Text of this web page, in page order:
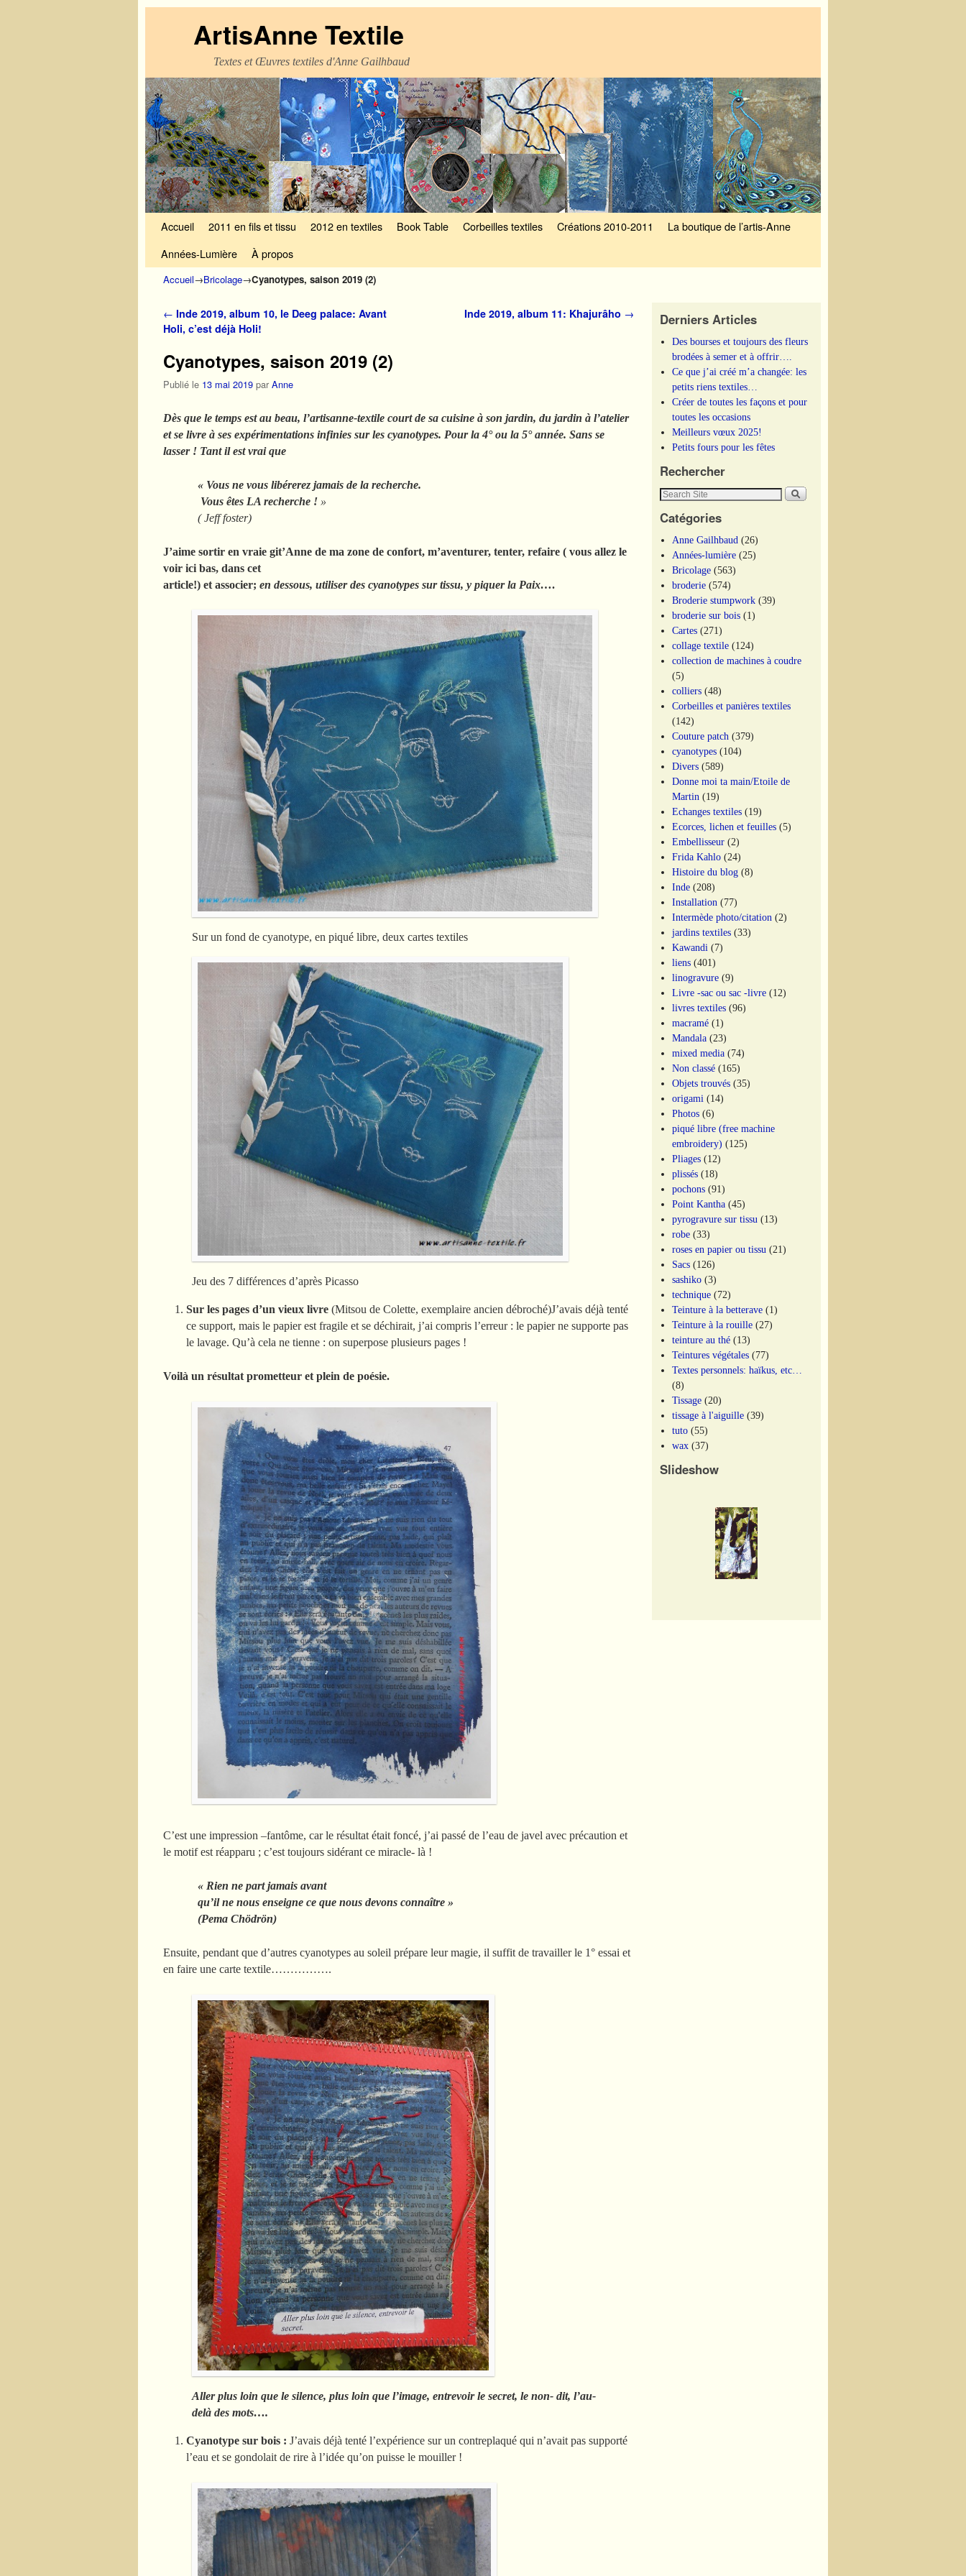
ArtisAnne Textile
Textes et Œuvres textiles d'Anne Gailhbaud
Accueil 2011 en fils et tissu 2012 en textiles Book Table Corbeilles textiles Créations 2010-2011
La boutique de l’artis-Anne
Années-Lumière
À propos
Accueil→Bricolage→Cyanotypes, saison 2019 (2)
Navigation des articles
← Inde 2019, album 10, le Deeg palace: Avant
Holi, c’est déjà Holi!
Inde 2019, album 11: Khajurâho →
Cyanotypes, saison 2019 (2)
Publié le 13 mai 2019 par Anne
Dès que le temps est au beau, l’artisanne-textile court de sa cuisine à son jardin, du jardin à l’atelier
et se livre à ses expérimentations infinies sur les cyanotypes. Pour la 4° ou la 5° année. Sans se
lasser ! Tant il est vrai que
« Vous ne vous libérerez jamais de la recherche.
Vous êtes LA recherche !»
( Jeff foster)
J’aime sortir en vraie git’Anne de ma zone de confort, m’aventurer, tenter, refaire ( vous allez le
voir ici bas, dans cet
article!) et associer; en dessous, utiliser des cyanotypes sur tissu, y piquer la Paix….
Sur un fond de cyanotype, en piqué libre, deux cartes textiles
Jeu des 7 différences d’après Picasso
Sur les pages d’un vieux livre(Mitsou de Colette, exemplaire ancien débroché)J’avais déjà tenté
ce support, mais le papier est fragile et se déchirait, j’ai compris l’erreur : le papier ne supporte pas
le lavage. Qu’à cela ne tienne : on superpose plusieurs pages !
Voilà un résultat prometteur et plein de poésie.
C’est une impression –fantôme, car le résultat était foncé, j’ai passé de l’eau de javel avec précaution et
le motif est réapparu ; c’est toujours sidérant ce miracle- là !
« Rien ne part jamais avant
qu’il ne nous enseigne ce que nous devons connaître »
(Pema Chödrön)
Ensuite, pendant que d’autres cyanotypes au soleil prépare leur magie, il suffit de travailler le 1° essai et
en faire une carte textile…………….
Aller plus loin que le silence, plus loin que l’image, entrevoir le secret, le non- dit, l’au-
delà des mots….
Cyanotype sur bois : J’avais déjà tenté l’expérience sur un contreplaqué qui n’avait pas supporté
l’eau et se gondolait de rire à l’idée qu’on puisse le mouiller !
Derniers Articles
Des bourses et toujours des fleurs
brodées à semer et à offrir….
Ce que j’ai créé m’a changée: les
petits riens textiles…
Créer de toutes les façons et pour
toutes les occasions
Meilleurs vœux 2025!
Petits fours pour les fêtes
Rechercher
Catégories
Anne Gailhbaud (26)
Années-lumière (25)
Bricolage (563)
broderie (574)
Broderie stumpwork (39)
broderie sur bois (1)
Cartes (271)
collage textile (124)
collection de machines à coudre
(5)
colliers (48)
Corbeilles et panières textiles
(142)
Couture patch (379)
cyanotypes (104)
Divers (589)
Donne moi ta main/Etoile de
Martin (19)
Echanges textiles (19)
Ecorces, lichen et feuilles (5)
Embellisseur (2)
Frida Kahlo (24)
Histoire du blog (8)
Inde (208)
Installation (77)
Intermède photo/citation (2)
jardins textiles (33)
Kawandi (7)
liens (401)
linogravure (9)
Livre -sac ou sac -livre (12)
livres textiles (96)
macramé (1)
Mandala (23)
mixed media (74)
Non classé (165)
Objets trouvés (35)
origami (14)
Photos (6)
piqué libre (free machine
embroidery) (125)
Pliages (12)
plissés (18)
pochons (91)
Point Kantha (45)
pyrogravure sur tissu (13)
robe (33)
roses en papier ou tissu (21)
Sacs (126)
sashiko (3)
technique (72)
Teinture à la betterave (1)
Teinture à la rouille (27)
teinture au thé (13)
Teintures végétales (77)
Textes personnels: haïkus, etc…
(8)
Tissage (20)
tissage à l'aiguille (39)
tuto (55)
wax (37)
Slideshow